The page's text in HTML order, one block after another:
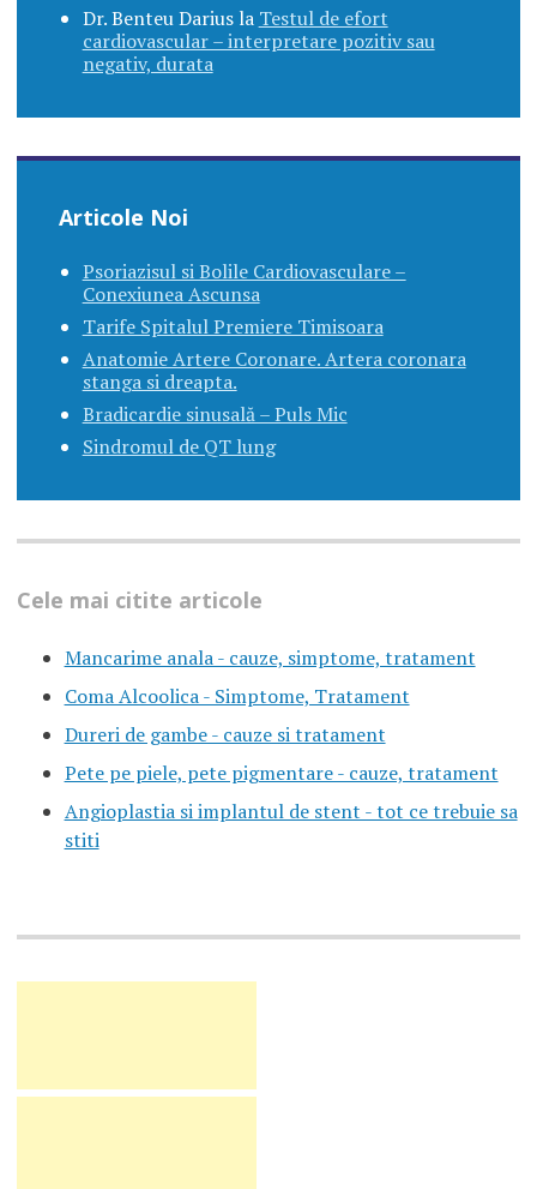
Dr. Benteu Dariusla Testul de efort
cardiovascular – interpretare pozitiv sau
negativ, durata
Articole Noi
Psoriazisul si Bolile Cardiovasculare –
Conexiunea Ascunsa
Tarife Spitalul Premiere Timisoara
Anatomie Artere Coronare. Artera coronara
stanga si dreapta.
Bradicardie sinusală – Puls Mic
Sindromul de QT lung
Cele mai citite articole
Mancarime anala - cauze, simptome, tratament
Coma Alcoolica - Simptome, Tratament
Dureri de gambe - cauze si tratament
Pete pe piele, pete pigmentare - cauze, tratament
Angioplastia si implantul de stent - tot ce trebuie sa
stiti